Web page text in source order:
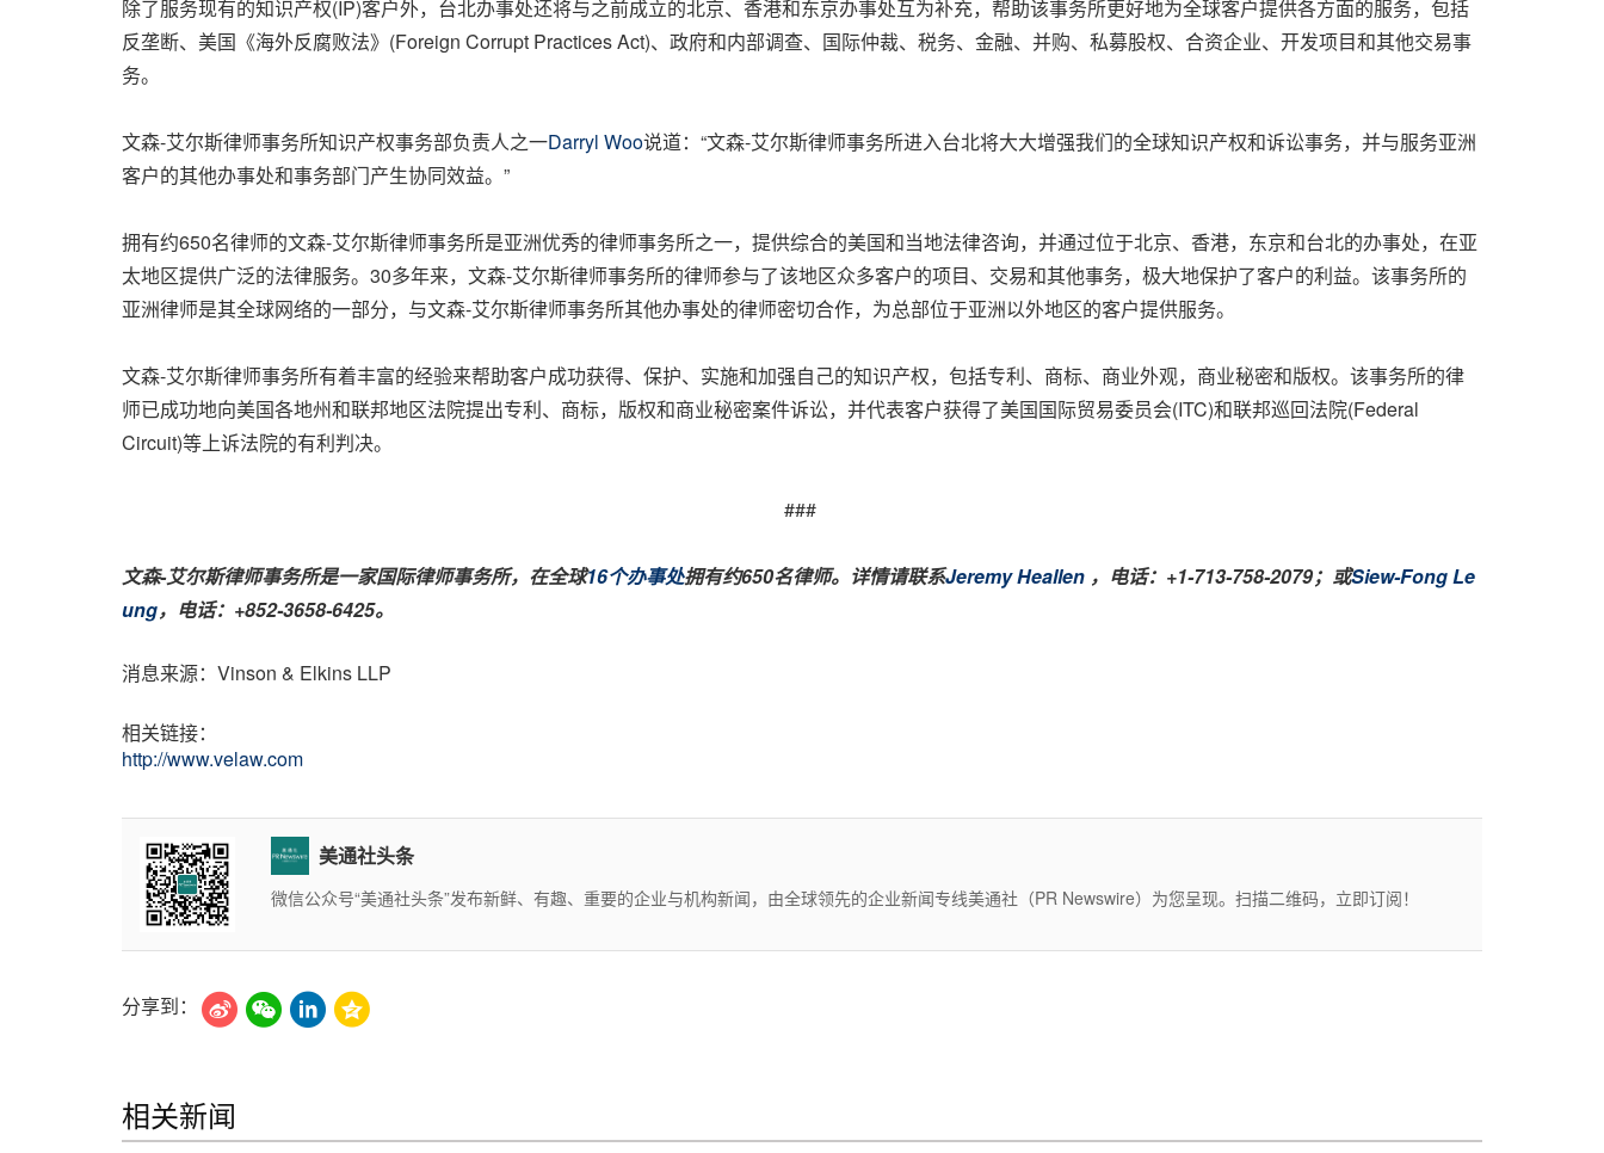
除了服务现有的知识产权(IP)客户外，台北办事处还将与之前成立的北京、香港和东京办事处互为补充，帮助该事务所更好地为全球客户提供各方面的服务，包括
反垄断、美国《海外反腐败法》(Foreign Corrupt Practices Act)、政府和内部调查、国际仲裁、税务、金融、并购、私募股权、合资企业、开发项目和其他交易事
务。
文森-艾尔斯律师事务所知识产权事务部负责人之一Darryl Woo说道：“文森-艾尔斯律师事务所进入台北将大大增强我们的全球知识产权和诉讼事务，并与服务亚洲
客户的其他办事处和事务部门产生协同效益。”
拥有约650名律师的文森-艾尔斯律师事务所是亚洲优秀的律师事务所之一，提供综合的美国和当地法律咨询，并通过位于北京、香港，东京和台北的办事处，在亚
太地区提供广泛的法律服务。30多年来，文森-艾尔斯律师事务所的律师参与了该地区众多客户的项目、交易和其他事务，极大地保护了客户的利益。该事务所的
亚洲律师是其全球网络的一部分，与文森-艾尔斯律师事务所其他办事处的律师密切合作，为总部位于亚洲以外地区的客户提供服务。
文森-艾尔斯律师事务所有着丰富的经验来帮助客户成功获得、保护、实施和加强自己的知识产权，包括专利、商标、商业外观，商业秘密和版权。该事务所的律
师已成功地向美国各地州和联邦地区法院提出专利、商标，版权和商业秘密案件诉讼，并代表客户获得了美国国际贸易委员会(ITC)和联邦巡回法院(Federal
Circuit)等上诉法院的有利判决。
###
文森-艾尔斯律师事务所是一家国际律师事务所，在全球16个办事处拥有约650名律师。详情请联系Jeremy Heallen ，电话： +1-713-758-2079；或Siew-Fong Le
ung，电话： +852-3658-6425。
消息来源：Vinson & Elkins LLP
相关链接：
http://www.velaw.com
美通社头条
微信公众号“美通社头条”发布新鲜、有趣、重要的企业与机构新闻，由全球领先的企业新闻专线美通社（PR Newswire）为您呈现。扫描二维码，立即订阅！
分享到：
相关新闻